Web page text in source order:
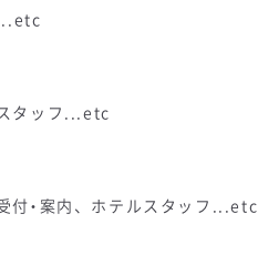
タッフ...etc
付・案内、ホテルスタッフ...etc